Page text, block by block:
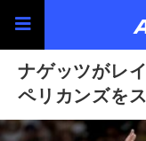
ナゲッツがレ
ペリカンズを